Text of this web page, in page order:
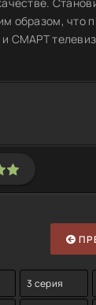
образом, что
СМАРТ
3 серия